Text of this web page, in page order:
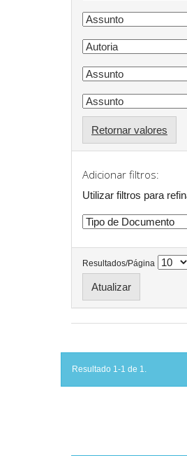
Retornar valores
Adicionar filtros:
Utilizar filtros para
Resultados/Página
Resultado 1-1 de 1.